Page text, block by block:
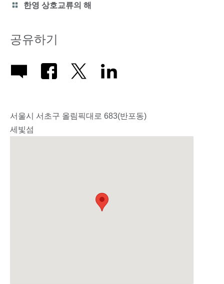
Category
한영 상호교류의 해
공유하기
서울시 서초구 올림픽대로 683(반포동)
세빛섬